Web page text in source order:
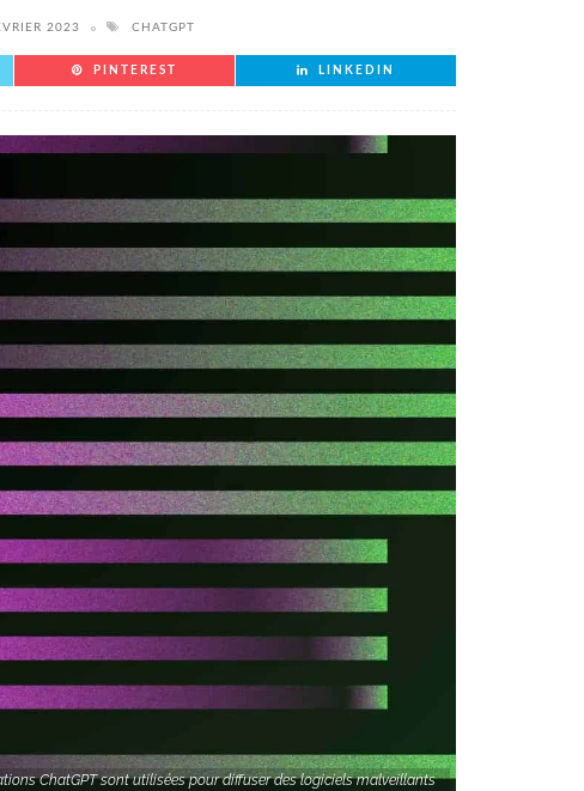
2023 CHATGPT
PINTEREST LINKEDIN
ChatGPT sont utilisées pour diffuser des logiciels malveillants